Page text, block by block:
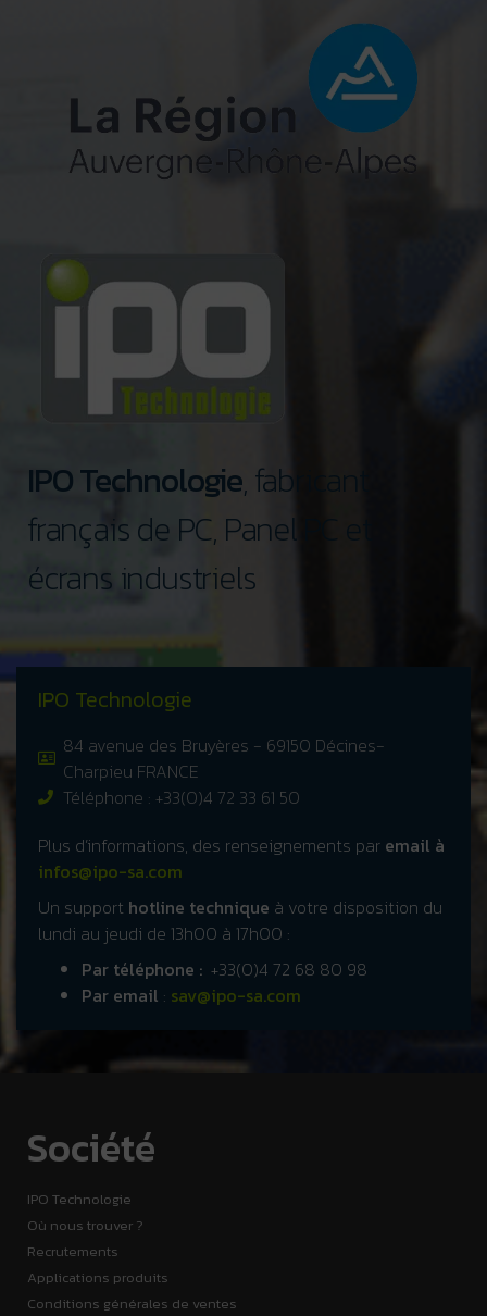
IPO Technologie, fabricant
français de PC, Panel PC et
écrans industriels
IPO Technologie
84 avenue des Bruyères - 69150 Décines-
Charpieu FRANCE
Téléphone : +33(0)4 72 33 61 50
Plus d’informations, des renseignements par email à
infos@ipo-sa.com
Un support hotline technique à votre disposition du
lundi au jeudi de 13h00 à 17h00 :
Par téléphone : +33(0)4 72 68 80 98
Par email : sav@ipo-sa.com
Société
IPO Technologie
Où nous trouver ?
Recrutements
Applications produits
Conditions générales de ventes